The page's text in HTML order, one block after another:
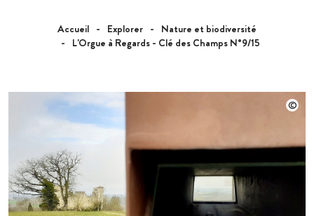
Accueil Explorer
Nature et biodiversité
L'Orgue à Regards - Clé des Champs N°9/15